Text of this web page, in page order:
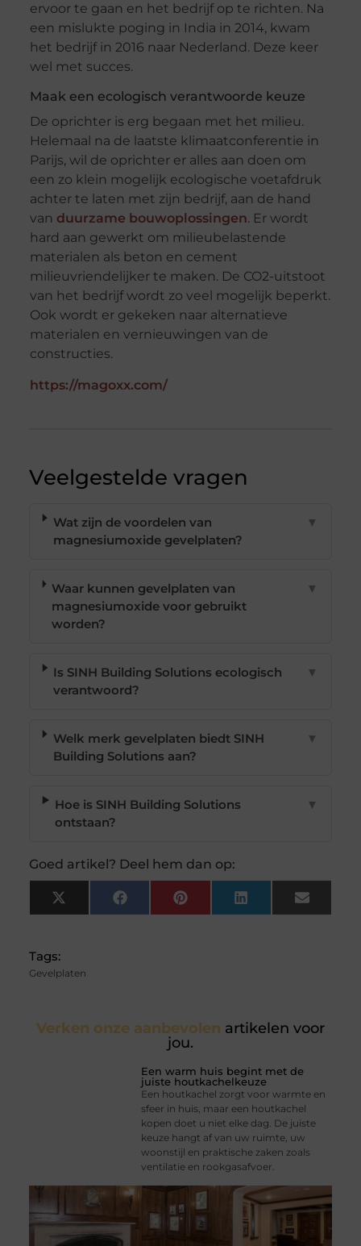
ervoor te gaan en het bedrijf op te richten. Na
een mislukte poging in India in 2014, kwam
het bedrijf in 2016 naar Nederland. Deze keer
wel met succes.
Maak een ecologisch verantwoorde keuze
De oprichter is erg begaan met het milieu.
Helemaal na de laatste klimaatconferentie in
Parijs, wil de oprichter er alles aan doen om
een zo klein mogelijk ecologische voetafdruk
achter te laten met zijn bedrijf, aan de hand
van duurzame bouwoplossingen. Er wordt
hard aan gewerkt om milieubelastende
materialen als beton en cement
milieuvriendelijker te maken. De CO2-uitstoot
van het bedrijf wordt zo veel mogelijk beperkt.
Ook wordt er gekeken naar alternatieve
materialen en vernieuwingen van de
constructies.
https://magoxx.com/
Veelgestelde vragen
Wat zijn de voordelen van
magnesiumoxide gevelplaten?
▼
Waar kunnen gevelplaten van
magnesiumoxide voor gebruikt
worden?
▼
Is SINH Building Solutions ecologisch
verantwoord?
▼
Welk merk gevelplaten biedt SINH
Building Solutions aan?
▼
Hoe is SINH Building Solutions
ontstaan?
▼
Goed artikel? Deel hem dan op:
X
(Twitter)
FacebookPinterest LinkedIn Email
Tags:
Gevelplaten
Verken onze aanbevolen artikelen voor
jou.
Een warm huis begint met de
juiste houtkachelkeuze
Een houtkachel zorgt voor warmte en
sfeer in huis, maar een houtkachel
kopen doet u niet elke dag. De juiste
keuze hangt af van uw ruimte, uw
woonstijl en praktische zaken zoals
ventilatie en rookgasafvoer.